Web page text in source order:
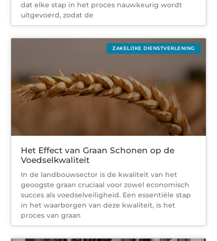
dat elke stap in het proces nauwkeurig wordt
uitgevoerd, zodat de
ZAKELIJKE DIENSTVERLENING
Het Effect van Graan Schonen op de
Voedselkwaliteit
In de landbouwsector is de kwaliteit van het
geoogste graan cruciaal voor zowel economisch
succes als voedselveiligheid. Een essentiële stap
in het waarborgen van deze kwaliteit, is het
proces van graan